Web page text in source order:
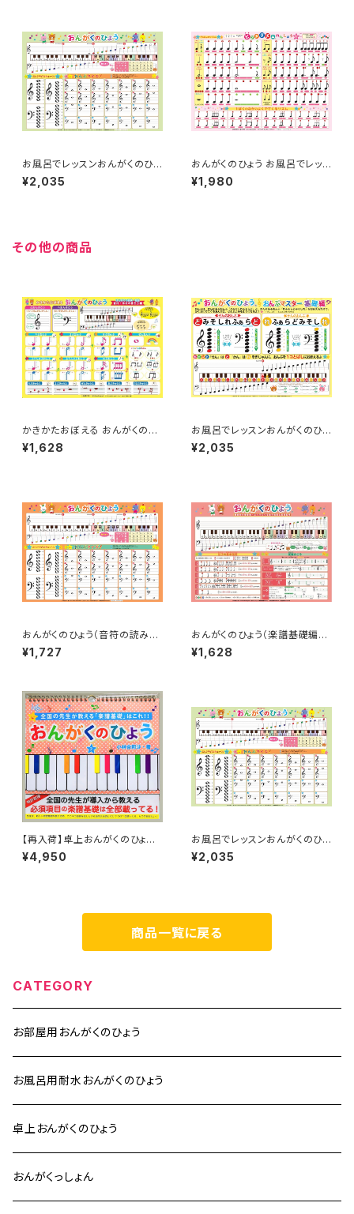
お風呂でレッスンおんがくのひょ
う「 音符の読み方編」 品番： A
KPO-9
¥2,035
おんがくのひょう お風呂でレッス
ン 「ピッタリズムれんしゅう１」
品番：AKPO-11
¥1,980
その他の商品
かきかたおぼえる おんがくのひ
ょう（はじめての楽典・聴音編）品
番：AKPO-5
¥1,628
お風呂でレッスンおんがくのひょ
う「おんぷマスター基礎編」 品
番：AKPO-13
¥2,035
おんがくのひょう（音符の読み方
編）品番：AKPO-8
¥1,727
おんがくのひょう（楽譜基礎編）
品番：AKPO-2
¥1,628
【再入荷】卓上おんがくのひょう２
品番：AKTA-2B
¥4,950
お風呂でレッスンおんがくのひょ
う「 音符の読み方編」 品番： A
KPO-9
¥2,035
商品一覧に戻る
CATEGORY
お部屋用おんがくのひょう
お風呂用耐水おんがくのひょう
卓上おんがくのひょう
おんがくっしょん